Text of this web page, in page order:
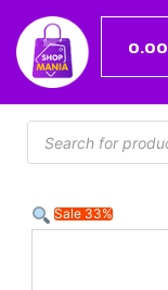
0.00
Sale 33%